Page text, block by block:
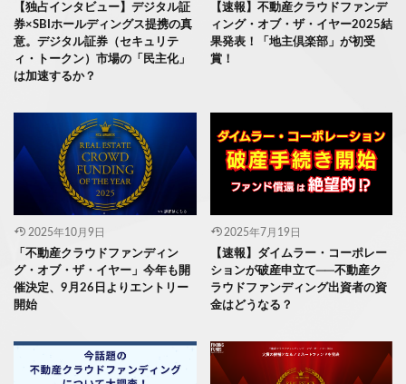
【独占インタビュー】デジタル証
券×SBIホールディングス提携の真
意。デジタル証券（セキュリテ
ィ・トークン）市場の「民主化」
は加速するか？
【速報】不動産クラウドファンデ
ィング・オブ・ザ・イヤー2025結
果発表！「地主倶楽部」が初受
賞！
2025年10月9日
「不動産クラウドファンディン
グ・オブ・ザ・イヤー」今年も開
催決定、9月26日よりエントリー
開始
2025年7月19日
【速報】ダイムラー・コーポレー
ションが破産申立て──不動産ク
ラウドファンディング出資者の資
金はどうなる？